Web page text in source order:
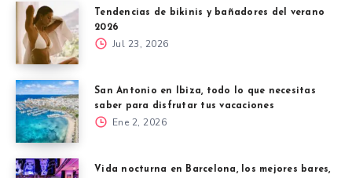
Tendencias de bikinis y bañadores del verano
2026
Jul 23, 2026
San Antonio en Ibiza, todo lo que necesitas
saber para disfrutar tus vacaciones
Ene 2, 2026
Vida nocturna en Barcelona, los mejores bares,